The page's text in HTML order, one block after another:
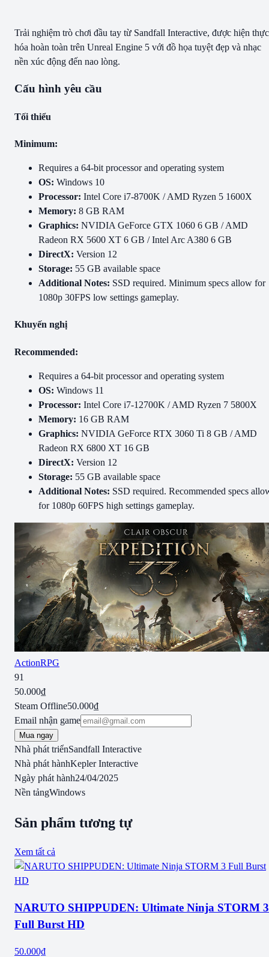
Trải nghiệm trò chơi đầu tay từ Sandfall Interactive, được hiện thực
hóa hoàn toàn trên Unreal Engine 5 với đồ họa tuyệt đẹp và nhạc
nền xúc động đến nao lòng.
Cấu hình yêu cầu
Tối thiểu
Minimum:
Requires a 64-bit processor and operating system
OS: Windows 10
Processor: Intel Core i7-8700K / AMD Ryzen 5 1600X
Memory: 8 GB RAM
Graphics: NVIDIA GeForce GTX 1060 6 GB / AMD
Radeon RX 5600 XT 6 GB / Intel Arc A380 6 GB
DirectX: Version 12
Storage: 55 GB available space
Additional Notes: SSD required. Minimum specs allow for
1080p 30FPS low settings gameplay.
Khuyến nghị
Recommended:
Requires a 64-bit processor and operating system
OS: Windows 11
Processor: Intel Core i7-12700K / AMD Ryzen 7 5800X
Memory: 16 GB RAM
Graphics: NVIDIA GeForce RTX 3060 Ti 8 GB / AMD
Radeon RX 6800 XT 16 GB
DirectX: Version 12
Storage: 55 GB available space
Additional Notes: SSD required. Recommended specs
for 1080p 60FPS high settings gameplay.
ActionRPG
91
50.000₫
Steam Offline50.000₫
Email nhận game
Mua ngay
Nhà phát triểnSandfall Interactive
Nhà phát hànhKepler Interactive
Ngày phát hành24/04/2025
Nền tảngWindows
Sản phẩm tương tự
Xem tất cả
NARUTO SHIPPUDEN: Ultimate Ninja STORM 3
Full Burst HD
50.000₫